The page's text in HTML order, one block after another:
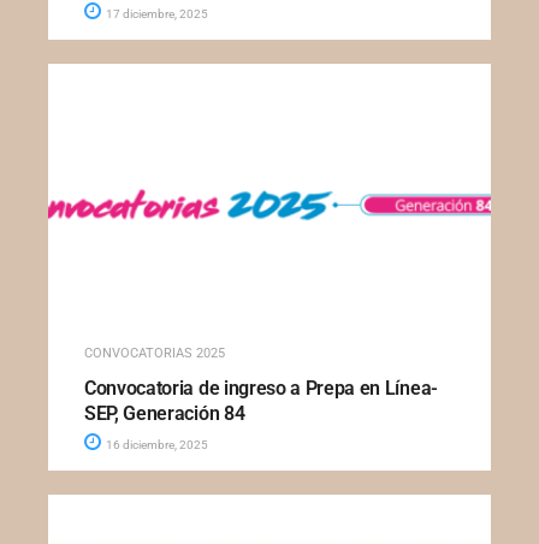
17 diciembre, 2025
CONVOCATORIAS 2025
Convocatoria de ingreso a Prepa en Línea-
SEP, Generación 84
16 diciembre, 2025